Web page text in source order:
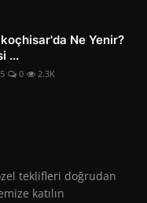
Ne Yenir?
...
0 2.3K
teklifleri doğrudan
katılın